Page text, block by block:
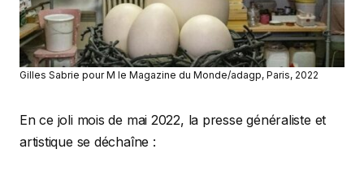
Gilles Sabrie pour M le Magazine du Monde/adagp, Paris, 2022
En ce joli mois de mai 2022, la presse généraliste et
artistique se déchaîne :